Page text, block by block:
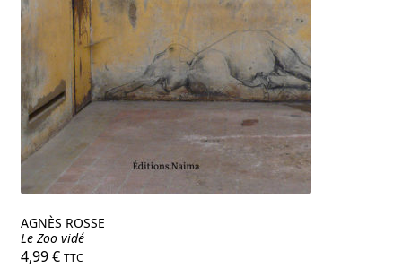
AGNÈS ROSSE
Le Zoo vidé
4,99€ TTC